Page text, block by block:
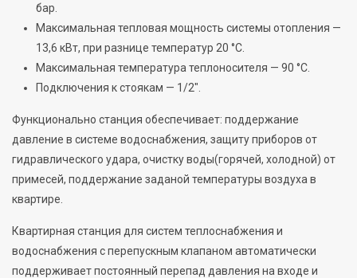
бар.
Максимальная тепловая мощность системы отопления —
13,6 кВт, при разнице температур 20 °С.
Максимальная температура теплоносителя — 90 °С.
Подключения к стоякам — 1/2″.
Функционально станция обеспечивает: поддержание
давление в системе водоснабжения, защиту приборов от
гидравлического удара, очистку воды(горячей, холодной) от
примесей, поддержание заданой температуры воздуха в
квартире.
Квартирная станция для систем теплоснабжения и
водоснабжения с перепускным клапаном автоматически
поддерживает постоянный перепад давления на входе и